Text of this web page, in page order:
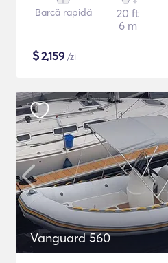
Barcă rapidă
20 ft
6 m
$2,159 /zi
Vanguard 560